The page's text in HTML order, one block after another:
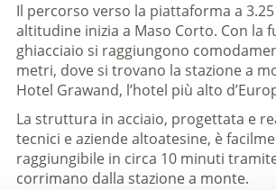
Il percorso verso la piattaforma a
altitudine inizia a Maso Corto. Con la
ghiacciaio si raggiungono
metri, dove si trovano la stazione a
Hotel Grawand, l’hotel più alto
La struttura in acciaio, progettata e
tecnici e aziende altoatesine, è
raggiungibile in circa 10 minuti
corrimano dalla stazione a monte.